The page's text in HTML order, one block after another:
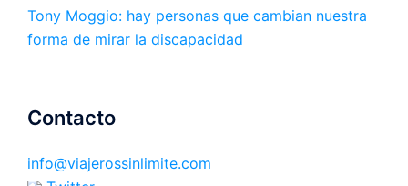
Tony Moggio: hay personas que cambian nuestra
forma de mirar la discapacidad
Contacto
info@viajerossinlimite.com